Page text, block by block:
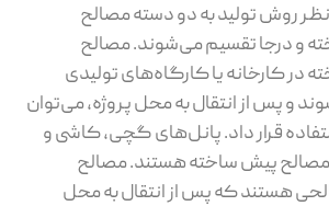
روش تولید به دو دسته مصالح
و درجا تقسیم می‌شوند. مصالح
در کارخانه یا کارگاه‌های تولیدی
و پس از انتقال به محل پروژه، می‌توان
قرار داد. پانل‌های گچی، کاشی و
مصالح پیش ساخته هستند. مصالح
هستند که پس از انتقال به محل